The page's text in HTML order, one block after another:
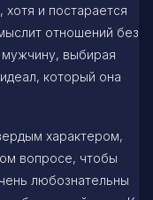
и постарается
отношений без
выбирая
который она
характером,
вопросе, чтобы
любознательны